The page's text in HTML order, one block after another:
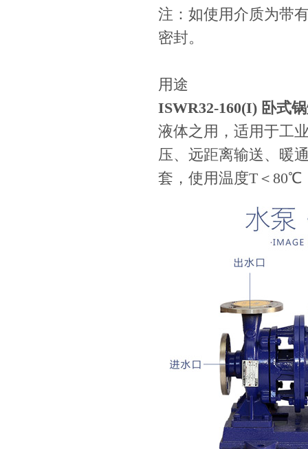
注：如使用介质为带
密封。
用途
ISWR32-160(I) 卧式
液体之用，适用于工
压、远距离输送、暖
套，使用温度T＜80℃